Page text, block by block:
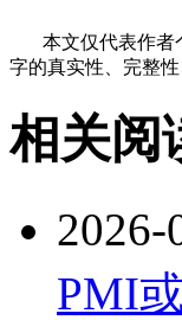
本文仅代表作者个
字的真实性、完整
相关阅
2026-
PMI